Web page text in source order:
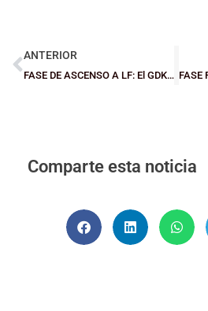
ANTERIOR
FASE DE ASCENSO A LF: El GDKO se resiste pero acaba claudicando ante Gran Canaria (75-63)
Comparte esta noticia